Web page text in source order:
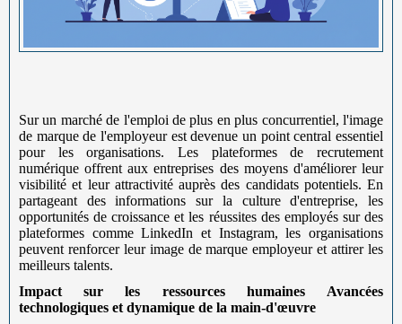
Sur un marché de l'emploi de plus en plus concurrentiel, l'image
de marque de l'employeur est devenue un point central essentiel
pour les organisations. Les plateformes de recrutement
numérique offrent aux entreprises des moyens d'améliorer leur
visibilité et leur attractivité auprès des candidats potentiels. En
partageant des informations sur la culture d'entreprise, les
opportunités de croissance et les réussites des employés sur des
plateformes comme LinkedIn et Instagram, les organisations
peuvent renforcer leur image de marque employeur et attirer les
meilleurs talents.
Impact sur les ressources humaines
Avancées
technologiques et dynamique de la main-d'œuvre